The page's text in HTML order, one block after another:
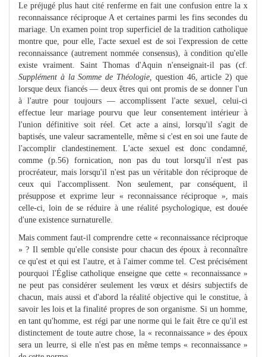
Le préjugé plus haut cité renferme en fait une confusion entre la x
reconnaissance réciproque A et certaines parmi les fins secondes du
mariage. Un examen point trop superficiel de la tradition catholique
montre que, pour elle, l'acte sexuel est de soi l'expression de cette
reconnaissance (autrement nommée consensus), à condition qu'elle
existe vraiment. Saint Thomas d'Aquin n'enseignait-il pas (cf.
Supplément à la Somme de Théologie,
question 46, article 2) que
lorsque deux fiancés — deux êtres qui ont promis de se donner l'un
à l'autre pour toujours — accomplissent l'acte sexuel, celui-ci
effectue leur mariage pourvu que leur consentement intérieur à
l'union définitive soit réel. Cet acte a ainsi, lorsqu'il s'agit de
baptisés, une valeur sacramentelle, même si c'est en soi une faute de
l'accomplir clandestinement. L'acte sexuel est donc condamné,
comme (p.56) fornication, non pas du tout lorsqu'il n'est pas
procréateur, mais lorsqu'il n'est pas un véritable don réciproque de
ceux qui l'accomplissent. Non seulement, par conséquent, il
présuppose et exprime leur « reconnaissance réciproque », mais
celle-ci, loin de se réduire à une réalité psychologique, est douée
d'une existence surnaturelle.
Mais comment faut-il comprendre cette « reconnaissance réciproque
» ? Il semble qu'elle consiste pour chacun des époux à reconnaître
ce qu'est et qui est l'autre, et à l'aimer comme tel. C'est précisément
pourquoi l'Église catholique enseigne que cette « reconnaissance »
ne peut pas considérer seulement les vœux et désirs subjectifs de
chacun, mais aussi et d'abord la réalité objective qui le constitue, à
savoir les lois et la finalité propres de son organisme. Si un homme,
en tant qu'homme, est régi par une norme qui le fait être ce qu'il est
distinctement de toute autre chose, la « reconnaissance » des époux
sera un leurre, si elle n'est pas en même temps « reconnaissance »